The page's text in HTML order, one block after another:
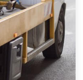
auto's van
Audi, BMW,
Honda, Hyundai,
Nissan, Opel,
Suzuki, Tesla,